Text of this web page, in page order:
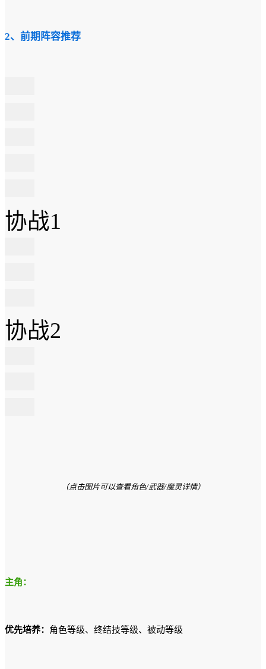
2、前期阵容推荐
协战1
协战2
（点击图片可以查看角色/武器/魔灵详情）
主角：
优先培养： 角色等级、终结技等级、被动等级